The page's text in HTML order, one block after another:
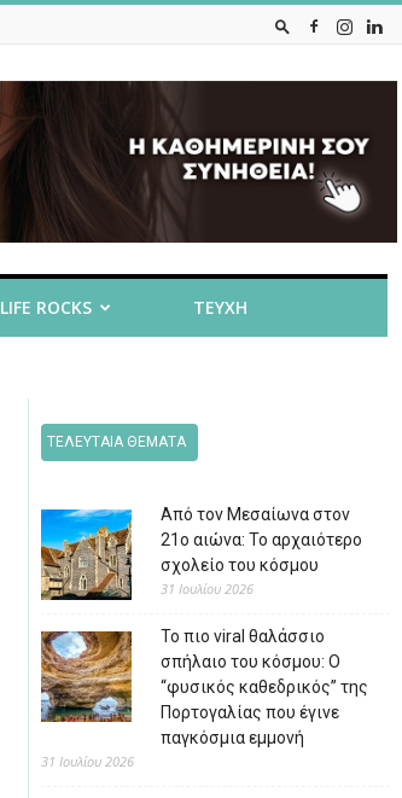
LIFE ROCKS ΤΕΥΧΗ
ΤΕΛΕΥΤΑΙΑ ΘΕΜΑΤΑ
Από τον Μεσαίωνα στον
21ο αιώνα: Το αρχαιότερο
σχολείο του κόσμου
31 Ιουλίου 2026
Το πιο viral θαλάσσιο
σπήλαιο του κόσμου: Ο
“φυσικός καθεδρικός” της
Πορτογαλίας που έγινε
παγκόσμια εμμονή
31 Ιουλίου 2026